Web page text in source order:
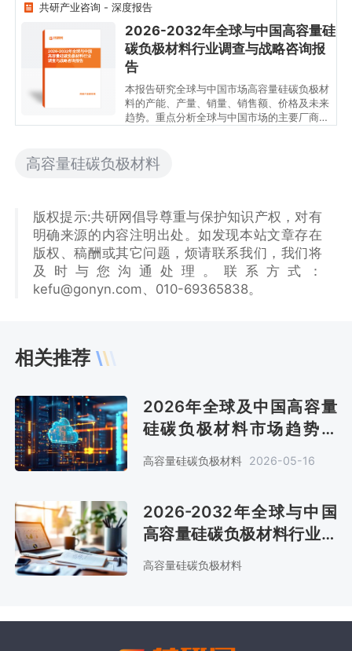
共研产业咨询 - 深度报告
2026-2032年全球与中国
高容量硅碳负极材料行业
调查与战略咨询报告
2026-2032年全球与中国高容量硅
碳负极材料行业调查与战略咨询报
告
本报告研究全球与中国市场高容量硅碳负极材
料的产能、产量、销量、销售额、价格及未来
趋势。重点分析全球与中国市场的主要厂商产
数据为2021至2025年，预测数据为2026至
2032年。
高容量硅碳负极材料
版权提示:共研网倡导尊重与保护知识产权，对有
明确来源的内容注明出处。如发现本站文章存在
版权、稿酬或其它问题，烦请联系我们，我们将
及时与您沟通处理。联系方式：
kefu@gonyn.com、010-69365838。
相关推荐
2026年全球及中国高容量
硅碳负极材料市场趋势分
析：全球预计销售金额2.9
亿美元[图]
高容量硅碳负极材料 2026-05-16
2026-2032年全球与中国
高容量硅碳负极材料行业调
查与战略咨询报告
高容量硅碳负极材料